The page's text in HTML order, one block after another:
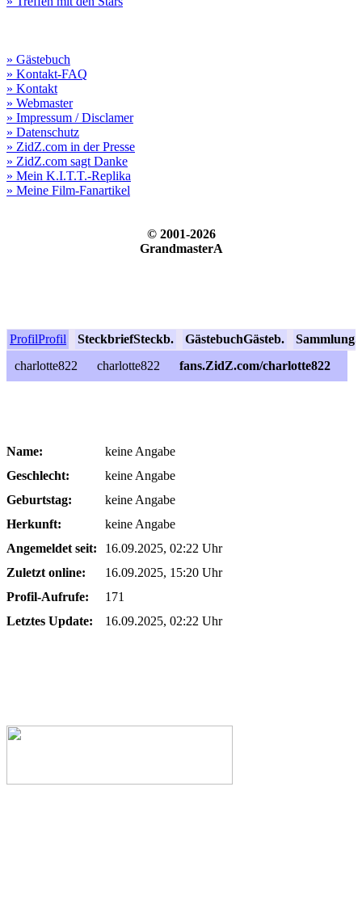
» Gästebuch
» Kontakt-FAQ
» Kontakt
» Webmaster
» Impressum / Disclamer
» Datenschutz
» ZidZ.com in der Presse
» ZidZ.com sagt Danke
» Mein K.I.T.T.-Replika
» Meine Film-Fanartikel
© 2001-2026
GrandmasterA
ProfilProfil SteckbriefSteckb. GästebuchGästeb. Sammlung
charlotte822
charlotte822 fans.ZidZ.com/charlotte822
Name:
keine Angabe
Geschlecht:
keine Angabe
Geburtstag:
keine Angabe
Herkunft:
keine Angabe
Angemeldet seit:
16.09.2025, 02:22 Uhr
Zuletzt online:
16.09.2025, 15:20 Uhr
Profil-Aufrufe:
171
Letztes Update:
16.09.2025, 02:22 Uhr